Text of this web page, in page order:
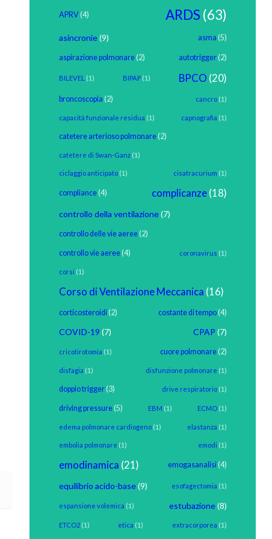
APRV(4) ARDS (63)
asincronie(9) asma (5)
aspirazione polmonare(2) autotrigger(2)
BILEVEL (1) BIPAP (1) BPCO (20)
broncoscopia (2) cancro (1)
capacità funzionale residua (1) capnografia (1)
catetere arterioso polmonare(2)
catetere di Swan-Ganz (1)
ciclaggio anticipato (1) cisatracurium (1)
compliance(4) complicanze(18)
controllo della ventilazione(7)
controllo delle vie aeree(2)
controllo vie aeree(4) coronavirus (1)
corsi (1)
Corso di Ventilazione Meccanica (16)
corticosteroidi(2) costante di tempo(4)
COVID-19 (7) CPAP (7)
cricotirotomia (1) cuore polmonare(2)
disfagia (1) disfunzione polmonare (1)
doppio trigger(3) drive respiratorio (1)
driving pressure(5) EBM (1) ECMO (1)
edema polmonare cardiogeno (1) elastanza (1)
embolia polmonare (1) emodi (1)
emodinamica (21) emogasanalisi(4)
equilibrio acido-base(9) esofagectomia (1)
espansione volemica (1) estubazione(8)
ETCO2 (1) etica (1) extracorporea (1)